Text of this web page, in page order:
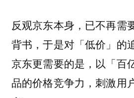
反观京东本身，已不再需
背书，于是对「低价」的
京东更需要的是，以「百
品的价格竞争力，刺激用